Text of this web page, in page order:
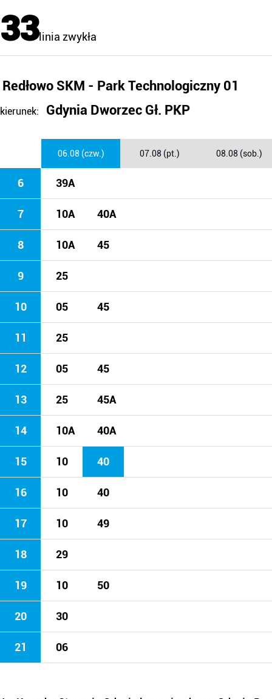
33linia zwykła
Redłowo SKM - Park Technologiczny 01
kierunek: Gdynia Dworzec Gł. PKP
06.08 (czw.) 07.08 (pt.) 08.08 (sob.)
6 39A
7 10A 40A
8 10A 45
9 25
10 05 45
11 25
12 05 45
13 25 45A
14 10A 40A
15 10 40
16 10 40
17 10 49
18 29
19 10 50
20 30
21 06